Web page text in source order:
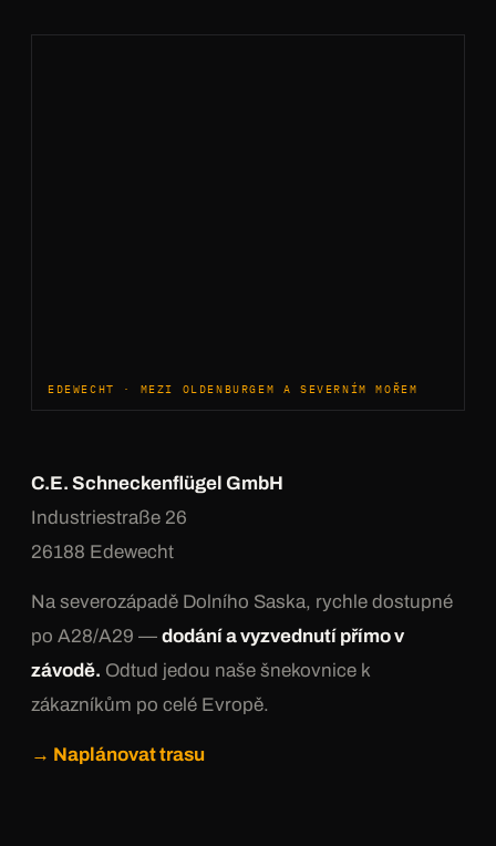
EDEWECHT · MEZI OLDENBURGEM A SEVERNÍM MOŘEM
C.E. Schneckenflügel GmbH
Industriestraße 26
26188 Edewecht
Na severozápadě Dolního Saska, rychle dostupné
po A28/A29 — dodání a vyzvednutí přímo v
závodě. Odtud jedou naše šnekovnice k
zákazníkům po celé Evropě.
→ Naplánovat trasu